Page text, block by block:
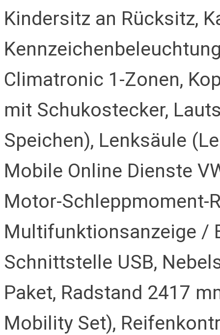
Kindersitz an Rücksitz,
Climatronic 1-Zonen,
mit Schukostecker,
Speichen), Lenksäule
Mobile Online Dienste
Motor-Schleppmoment-
Multifunktionsanzeige /
Schnittstelle USB,
Paket, Radstand 2417
Mobility Set),